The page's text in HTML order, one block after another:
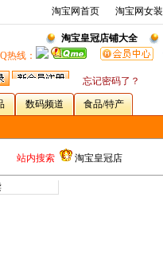
淘宝网首页 淘宝网女装
淘宝皇冠店铺大全
热线：
忘记密码了？
数码频道 食品/特产
站内搜索 淘宝皇冠店